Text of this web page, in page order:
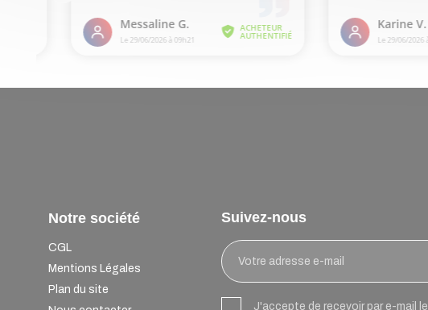
Notre société
CGL
Mentions Légales
Plan du site
Suivez-nous
J'accepte de recevoir par e-mail